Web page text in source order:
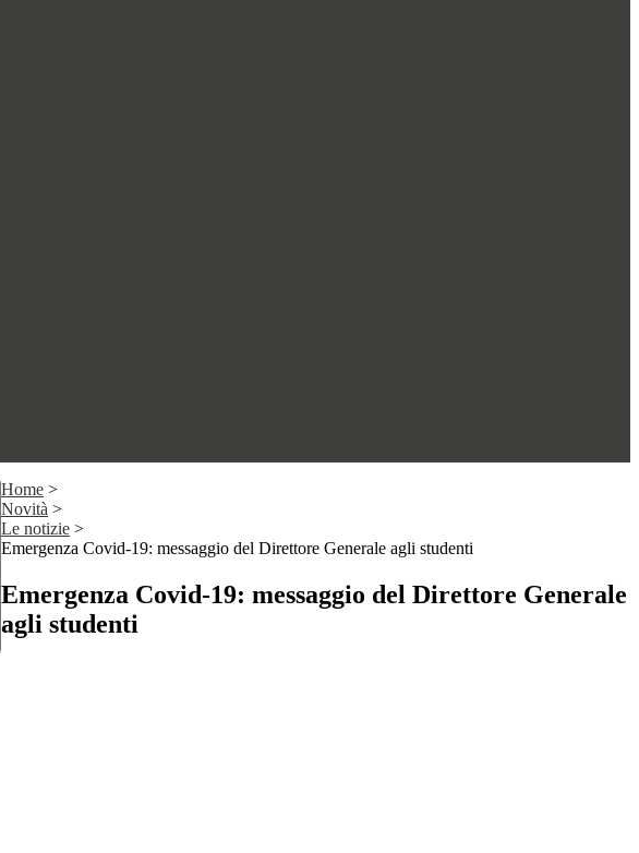
Home >
Novità >
Le notizie >
Emergenza Covid-19: messaggio del Direttore Generale agli studenti
Emergenza Covid-19: messaggio del Direttore Generale
agli studenti